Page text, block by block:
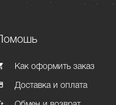
Помошь
Как оформить заказ
Доставка и оплата